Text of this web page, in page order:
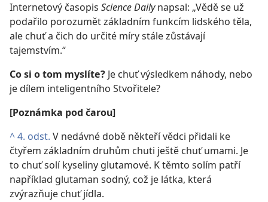
Internetový časopis Science Dailynapsal: „Vědě se už
podařilo porozumět základním funkcím lidského těla,
ale chuť a čich do určité míry stále zůstávají
tajemstvím.“
Co si o tom myslíte? Je chuť výsledkem náhody, nebo
je dílem inteligentního Stvořitele?
[Poznámka pod čarou]
^4. odst. V nedávné době někteří vědci přidali ke
čtyřem základním druhům chuti ještě chuť umami. Je
to chuť solí kyseliny glutamové. K těmto solím patří
například glutaman sodný, což je látka, která
zvýrazňuje chuť jídla.